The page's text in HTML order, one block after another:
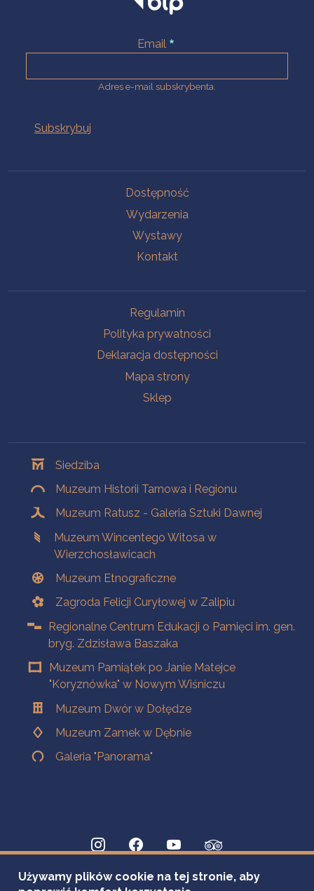
Email
Adres e-mail subskrybenta.
Dostępność
Wydarzenia
Wystawy
Kontakt
Regulamin
Polityka prywatności
Deklaracja dostępności
Mapa strony
Sklep
Siedziba
Muzeum Historii Tarnowa i Regionu
Muzeum Ratusz - Galeria Sztuki Dawnej
Muzeum Wincentego Witosa w
Wierzchosławicach
Muzeum Etnograficzne
Zagroda Felicji Curyłowej w Zalipiu
Regionalne Centrum Edukacji o Pamięci im. gen.
bryg. Zdzisława Baszaka
Muzeum Pamiątek po Janie Matejce
"Koryznówka" w Nowym Wiśniczu
Muzeum Dwór w Dołędze
Muzeum Zamek w Dębnie
Galeria "Panorama"
Używamy plików cookie na tej stronie, aby